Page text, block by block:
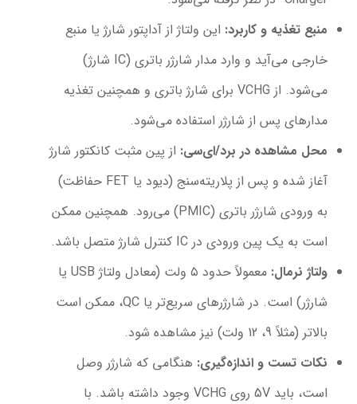
منبع تغذیه و کاربرد: این ولتاژ از آداپتور شارژ یا منبع
خارجی می‌آید و وارد مدار شارژر باتری (IC شارژ)
می‌شود. از VCHG برای شارژ باتری و همچنین تغذیه
مدارهای پس از شارژر استفاده می‌شود.
محل مشاهده در برد/ای‌سی: از پین مثبت کانکتور شارژ
آغاز شده و پس از پلاریته‌سنج (دیود یا FET حفاظت)
به ورودی شارژر باتری (PMIC) می‌رود. همچنین ممکن
است به یک پین ورودی در IC کنترل شارژ متصل باشد.
ولتاژ نرمال:
معمولاً حدود ۵ ولت (معادل ولتاژ USB یا
شارژر) است. در شارژرهای سریع‌تر یا QC، ممکن است
بالاتر (مثلاً 9، 12 ولت) نیز مشاهده شود.
نکات تست و اندازه‌گیری: هنگامی که شارژر وصل
است، باید 5V روی VCHG وجود داشته باشد. با